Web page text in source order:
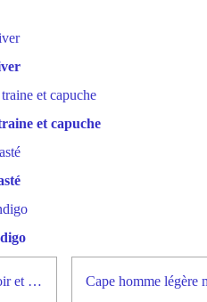
et capuche
cape homme hirondelle noir et violette